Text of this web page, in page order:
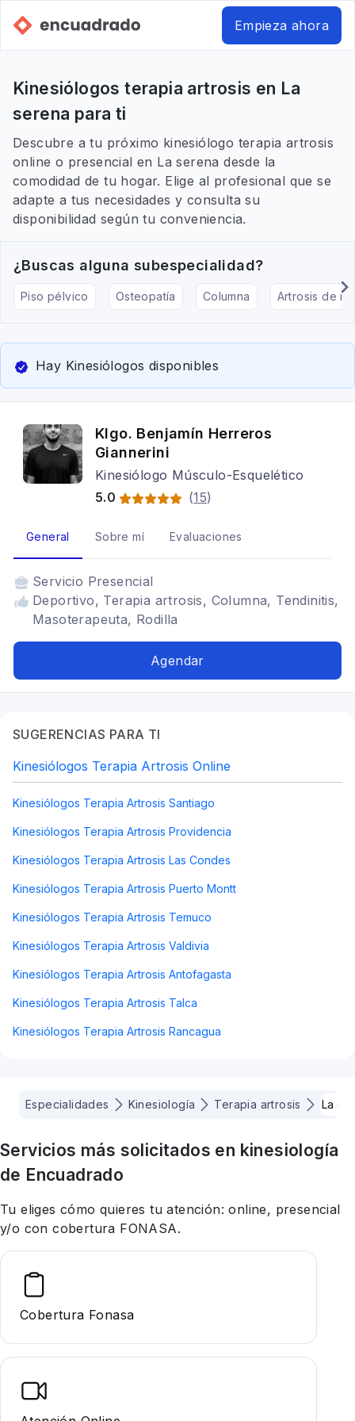
Empieza ahora
Kinesiólogos terapia artrosis en La
serena para ti
Descubre a tu próximo kinesiólogo terapia artrosis
online o presencial en La serena desde la
comodidad de tu hogar. Elige al profesional que se
adapte a tus necesidades y consulta su
disponibilidad según tu conveniencia.
¿Buscas alguna subespecialidad?
Piso pélvico Osteopatía Columna Artrosis de
Hay Kinesiólogos disponibles
Klgo. Benjamín Herreros
Giannerini
Kinesiólogo Músculo-Esquelético
5.0
(15)
General Sobre mí Evaluaciones
Servicio Presencial
Deportivo, Terapia artrosis, Columna, Tendinitis,
Masoterapeuta, Rodilla
Agendar
SUGERENCIAS PARA TI
Kinesiólogos Terapia Artrosis Online
Kinesiólogos Terapia Artrosis Santiago
Kinesiólogos Terapia Artrosis Providencia
Kinesiólogos Terapia Artrosis Las Condes
Kinesiólogos Terapia Artrosis Puerto Montt
Kinesiólogos Terapia Artrosis Temuco
Kinesiólogos Terapia Artrosis Valdivia
Kinesiólogos Terapia Artrosis Antofagasta
Kinesiólogos Terapia Artrosis Talca
Kinesiólogos Terapia Artrosis Rancagua
Especialidades Kinesiología Terapia artrosis La
Servicios más solicitados en kinesiología
de Encuadrado
Tu eliges cómo quieres tu atención: online, presencial
y/o con cobertura FONASA.
Cobertura Fonasa